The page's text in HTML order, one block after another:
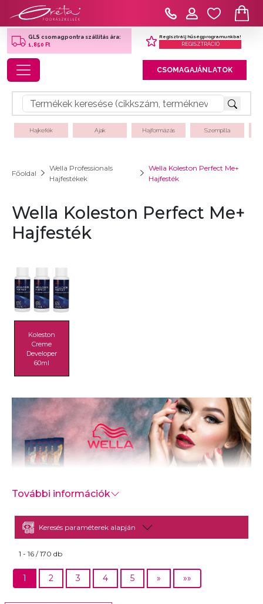
GLS csomagpontra szállítás ára:
1,850 Ft
Regisztrálj hűségprogramunkba!
REGISZTRÁCIÓ
Toggle navigation CSOMAGAJÁNLATOK
Hajkefék Ajak Hajformázás Szempilla
Főoldal
Wella Professionals
Hajfestékek
Wella Koleston Perfect Me+
Hajfesték
Wella Koleston Perfect Me+
Hajfesték
Koleston
Creme
Developer
60ml
1995-ben a Wella újra elindította a Koleston
sorozatot Koleston Perfect néven. Az új termék
természetes összetevőket tartalmazott, beleértve
a gyümölcsviaszt. 2002 -ben elindult a Wella
TrendVision, amely a Wella haute couture
hajgyűjteményeinek éves bemutatója . Az
esemény ma International TrendVision Award
További információk
Keresés paraméterek alapján
1 - 16 / 170 db
1 2 3 4 5 » »»